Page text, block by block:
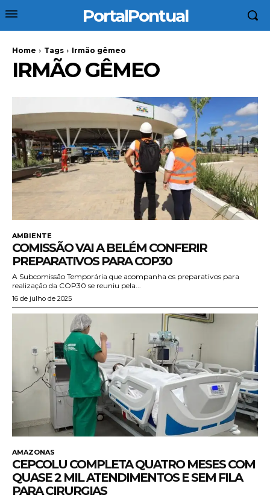
PortalPontual
Home Tags Irmão gêmeo
IRMÃO GÊMEO
AMBIENTE
COMISSÃO VAI A BELÉM CONFERIR
PREPARATIVOS PARA COP30
A Subcomissão Temporária que acompanha os preparativos para
realização da COP30 se reuniu pela...
16 de julho de 2025
AMAZONAS
CEPCOLU COMPLETA QUATRO MESES COM
QUASE 2 MIL ATENDIMENTOS E SEM FILA
PARA CIRURGIAS